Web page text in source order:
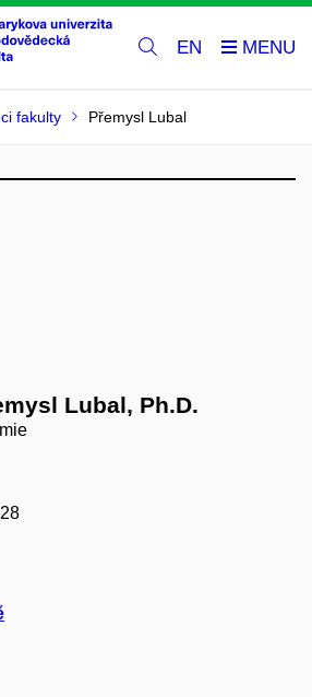
EN
fakulty Přemysl Lubal
Lubal, Ph.D.